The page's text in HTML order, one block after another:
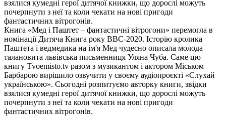
взялися кумедні герої дитячої книжки, що дорослі можуть
почерпнути з неї та коли чекати на нові пригоди
фантастичних вітрогонів.
Книга «Мед і Паштет – фантастичні вітрогони» перемогла в
номінації Дитяча Книга року BBC-2020. Історію кролика
Паштета і ведмедика на ім'я Мед чудесно описала молода
талановита львівська письменниця Уляна Чуба. Саме цю
книгу Тvoemisto.tv разом з музикантом і актором Міськом
Барбарою вирішило озвучити у своєму аудіопроєкті «Слухай
українською». Сьогодні розпитуємо авторку книги, звідки
взялися кумедні герої дитячої книжки, що дорослі можуть
почерпнути з неї та коли чекати на нові пригоди
фантастичних вітрогонів.